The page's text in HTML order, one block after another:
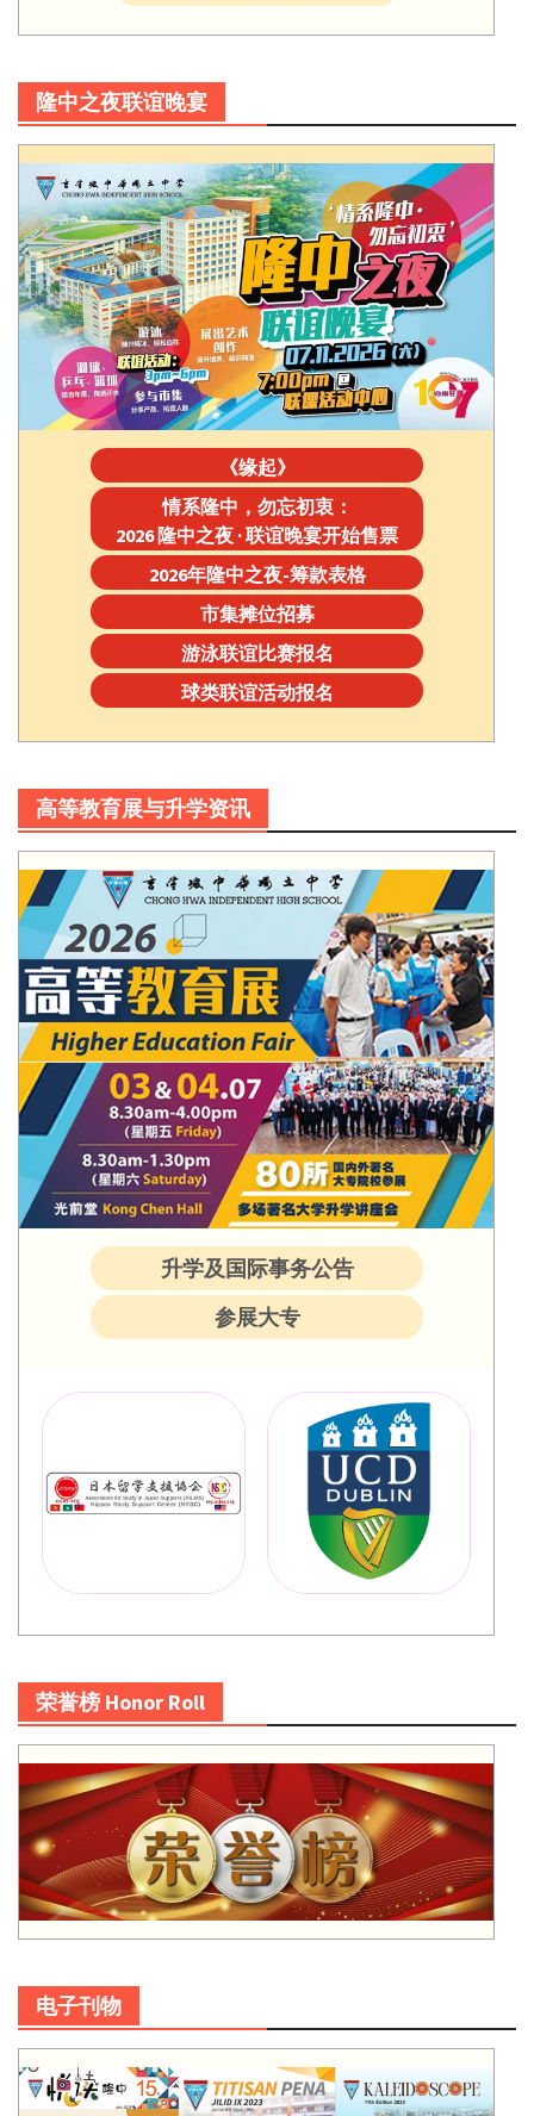
隆中之夜联谊晚宴
《缘起》
情系隆中，勿忘初衷：
2026 隆中之夜 · 联谊晚宴开始售票
2026年隆中之夜-筹款表格
市集摊位招募
游泳联谊比赛报名
球类联谊活动报名
高等教育展与升学资讯
升学及国际事务公告
参展大专
荣誉榜 Honor Roll
电子刊物